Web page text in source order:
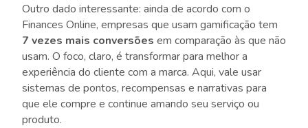
Outro dado interessante: ainda de acordo com o
Finances Online, empresas que usam gamificação tem
7 vezes mais conversões em comparação às que não
usam. O foco, claro, é transformar para melhor a
experiência do cliente com a marca. Aqui, vale usar
sistemas de pontos, recompensas e narrativas para
que ele compre e continue amando seu serviço ou
produto.